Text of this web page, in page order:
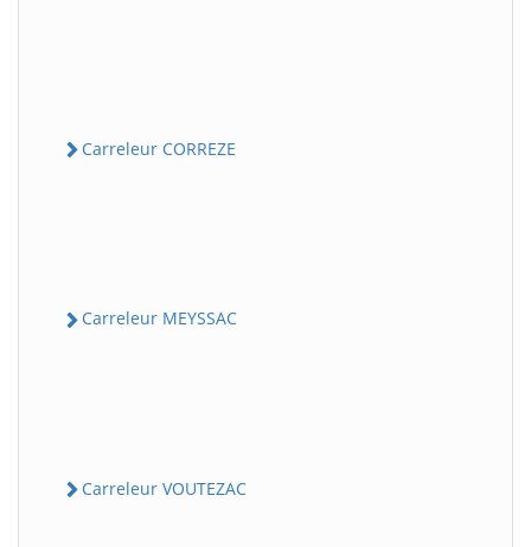
Carreleur CORREZE
Carreleur MEYSSAC
Carreleur VOUTEZAC